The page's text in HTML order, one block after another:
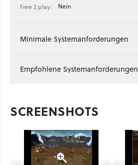
Free 2 play:
Nein
Minimale Systemanforderungen
Empfohlene Systemanforderungen
SCREENSHOTS